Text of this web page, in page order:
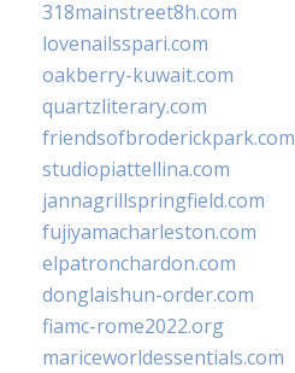
318mainstreet8h.com
lovenailsspari.com
oakberry-kuwait.com
quartzliterary.com
friendsofbroderickpark.com
studiopiattellina.com
jannagrillspringfield.com
fujiyamacharleston.com
elpatronchardon.com
donglaishun-order.com
fiamc-rome2022.org
mariceworldessentials.com